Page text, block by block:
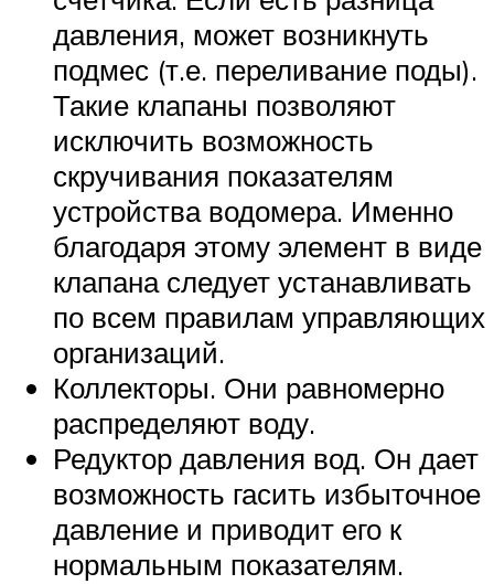
давления, может возникнуть
подмес (т.е. переливание поды).
Такие клапаны позволяют
исключить возможность
скручивания показателям
устройства водомера. Именно
благодаря этому элемент в виде
клапана следует устанавливать
по всем правилам управляющих
организаций.
Коллекторы. Они равномерно
распределяют воду.
Редуктор давления вод. Он дает
возможность гасить избыточное
давление и приводит его к
нормальным показателям.